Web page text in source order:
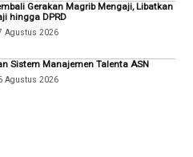
Gerakan Magrib Mengaji, Libatkan
hingga DPRD
Agustus 2026
Sistem Manajemen Talenta ASN
Agustus 2026